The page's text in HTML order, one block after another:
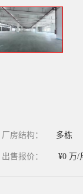
厂房结构： 多栋
出售报价： ¥0 万/